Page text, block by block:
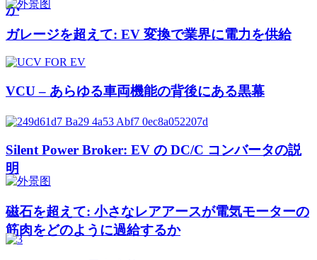
か
ガレージを超えて: EV 変換で業界に電力を供給
VCU – あらゆる車両機能の背後にある黒幕
Silent Power Broker: EV の DC/C コンバータの説
明
磁石を超えて: 小さなレアアースが電気モーターの
筋肉をどのように過給するか